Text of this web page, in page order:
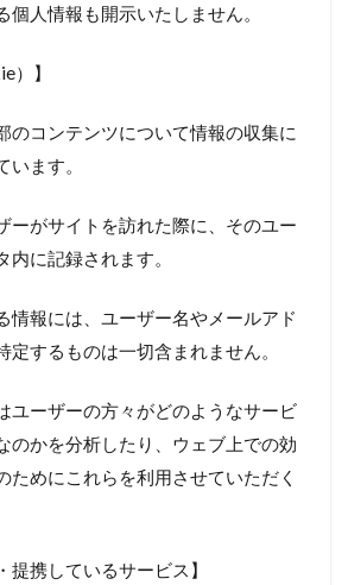
個人情報も開示いたしません。
）】
のコンテンツについて情報の収集に
います。
ーがサイトを訪れた際に、そのユー
に記録されます。
情報には、ユーザー名やメールアド
定するものは一切含まれません。
ユーザーの方々がどのようなサービ
のかを分析したり、ウェブ上での効
ためにこれらを利用させていただく
提携しているサービス】